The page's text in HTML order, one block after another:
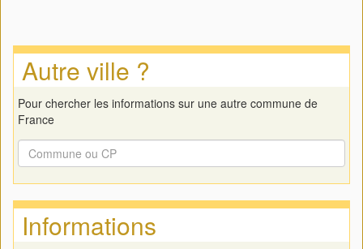
Autre ville ?
Pour chercher les informations sur une autre commune de
France
Informations